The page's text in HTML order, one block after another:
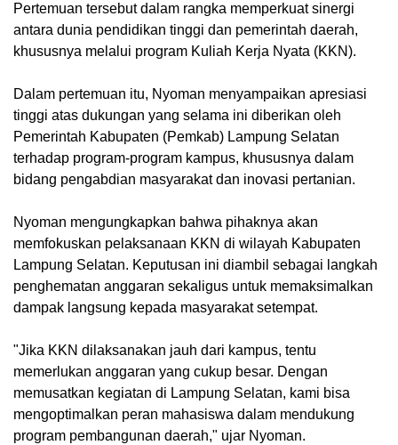
Pertemuan tersebut dalam rangka memperkuat sinergi
antara dunia pendidikan tinggi dan pemerintah daerah,
khususnya melalui program Kuliah Kerja Nyata (KKN).
Dalam pertemuan itu, Nyoman menyampaikan apresiasi
tinggi atas dukungan yang selama ini diberikan oleh
Pemerintah Kabupaten (Pemkab) Lampung Selatan
terhadap program-program kampus, khususnya dalam
bidang pengabdian masyarakat dan inovasi pertanian.
Nyoman mengungkapkan bahwa pihaknya akan
memfokuskan pelaksanaan KKN di wilayah Kabupaten
Lampung Selatan. Keputusan ini diambil sebagai langkah
penghematan anggaran sekaligus untuk memaksimalkan
dampak langsung kepada masyarakat setempat.
"Jika KKN dilaksanakan jauh dari kampus, tentu
memerlukan anggaran yang cukup besar. Dengan
memusatkan kegiatan di Lampung Selatan, kami bisa
mengoptimalkan peran mahasiswa dalam mendukung
program pembangunan daerah," ujar Nyoman.